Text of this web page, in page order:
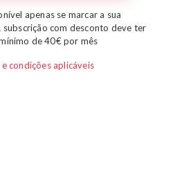
apenas se marcar a sua
subscrição com desconto deve ter
de 40€ por mês
condições aplicáveis